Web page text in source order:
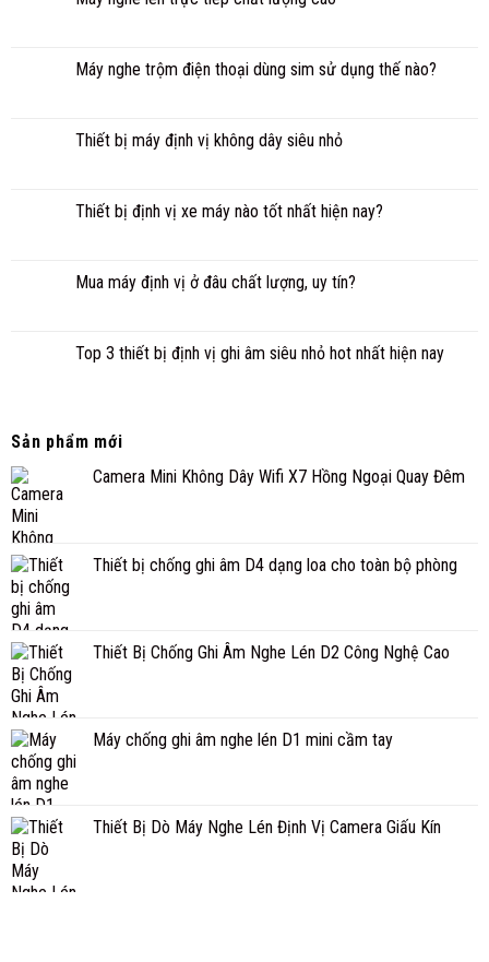
Máy nghe trộm điện thoại dùng sim sử dụng thế nào?
Thiết bị máy định vị không dây siêu nhỏ
Thiết bị định vị xe máy nào tốt nhất hiện nay?
Mua máy định vị ở đâu chất lượng, uy tín?
Top 3 thiết bị định vị ghi âm siêu nhỏ hot nhất hiện nay
Sản phẩm mới
Camera Mini Không Dây Wifi X7 Hồng Ngoại Quay Đêm
Thiết bị chống ghi âm D4 dạng loa cho toàn bộ phòng
Thiết Bị Chống Ghi Âm Nghe Lén D2 Công Nghệ Cao
Máy chống ghi âm nghe lén D1 mini cầm tay
Thiết Bị Dò Máy Nghe Lén Định Vị Camera Giấu Kín